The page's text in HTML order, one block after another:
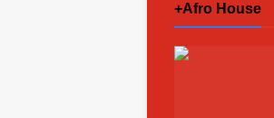
+Afro House